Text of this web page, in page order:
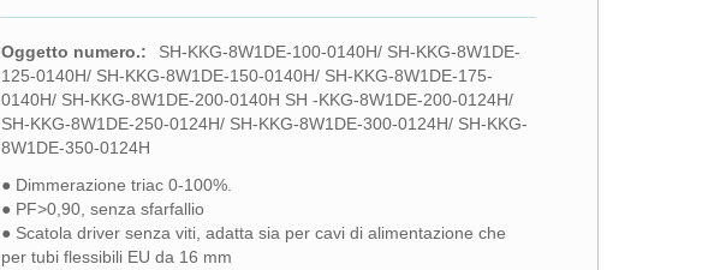
Oggetto numero.:
SH-KKG-8W1DE-100-0140H/ SH-KKG-8W1DE-
125-0140H/ SH-KKG-8W1DE-150-0140H/ SH-KKG-8W1DE-175-
0140H/ SH-KKG-8W1DE-200-0140H SH -KKG-8W1DE-200-0124H/
SH-KKG-8W1DE-250-0124H/ SH-KKG-8W1DE-300-0124H/ SH-KKG-
8W1DE-350-0124H
● Dimmerazione triac 0-100%.
● PF>0,90, senza sfarfallio
● Scatola driver senza viti, adatta sia per cavi di alimentazione che
per tubi flessibili EU da 16 mm